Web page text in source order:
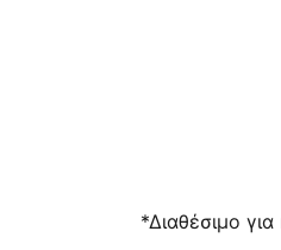
*Διαθέσιμο